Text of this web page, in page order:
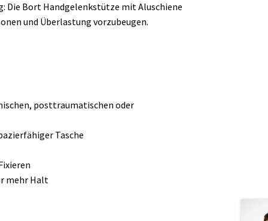
Die Bort Handgelenkstütze mit Aluschiene
und Überlastung vorzubeugen.
posttraumatischen oder
Tasche
mehr Halt